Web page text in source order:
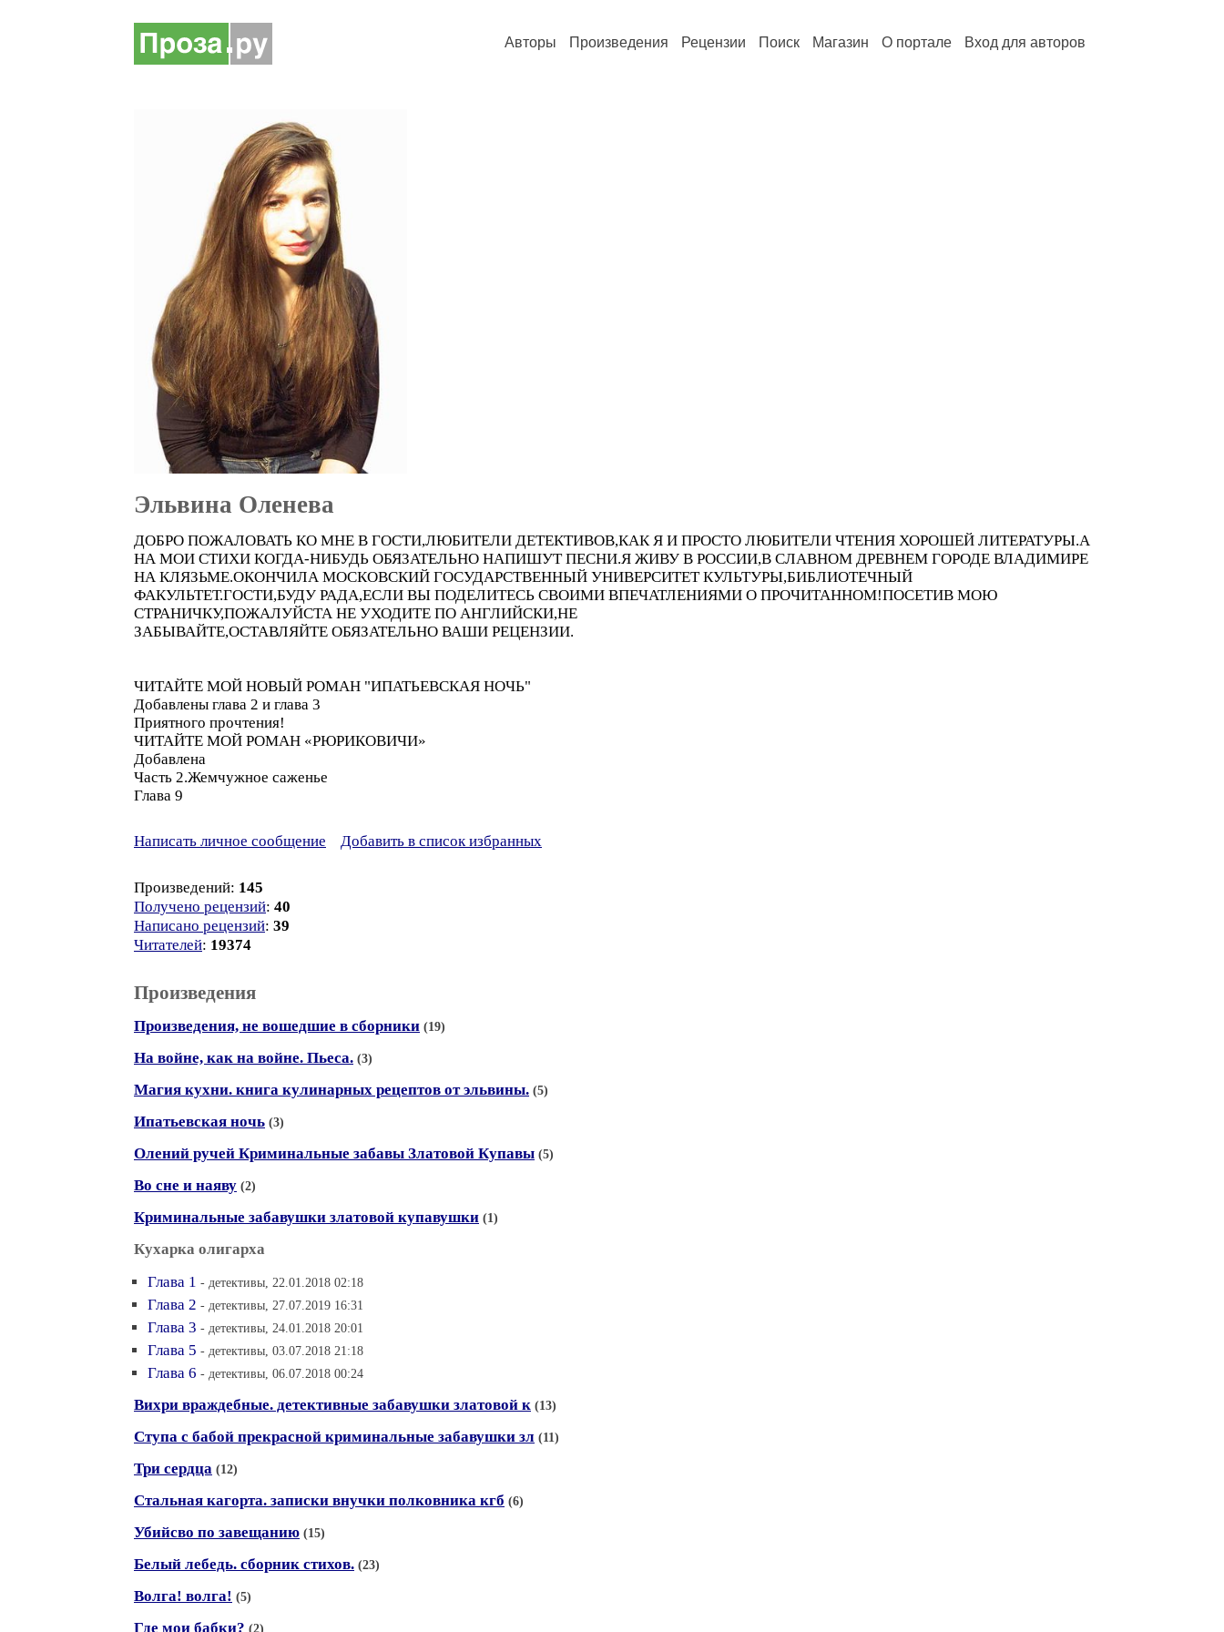
Авторы Произведения Рецензии Поиск Магазин О портале Вход для авторов
Эльвина Оленева
ДОБРО ПОЖАЛОВАТЬ КО МНЕ В ГОСТИ,ЛЮБИТЕЛИ ДЕТЕКТИВОВ,КАК Я И ПРОСТО ЛЮБИТЕЛИ ЧТЕНИЯ ХОРОШЕЙ ЛИТЕРАТУРЫ.А
НА МОИ СТИХИ КОГДА-НИБУДЬ ОБЯЗАТЕЛЬНО НАПИШУТ ПЕСНИ.Я ЖИВУ В РОССИИ,В СЛАВНОМ ДРЕВНЕМ ГОРОДЕ ВЛАДИМИРЕ
НА КЛЯЗЬМЕ.ОКОНЧИЛА МОСКОВСКИЙ ГОСУДАРСТВЕННЫЙ УНИВЕРСИТЕТ КУЛЬТУРЫ,БИБЛИОТЕЧНЫЙ
ФАКУЛЬТЕТ.ГОСТИ,БУДУ РАДА,ЕСЛИ ВЫ ПОДЕЛИТЕСЬ СВОИМИ ВПЕЧАТЛЕНИЯМИ О ПРОЧИТАННОМ!ПОСЕТИВ МОЮ
СТРАНИЧКУ,ПОЖАЛУЙСТА НЕ УХОДИТЕ ПО АНГЛИЙСКИ,НЕ
ЗАБЫВАЙТЕ,ОСТАВЛЯЙТЕ ОБЯЗАТЕЛЬНО ВАШИ РЕЦЕНЗИИ.
ЧИТАЙТЕ МОЙ НОВЫЙ РОМАН "ИПАТЬЕВСКАЯ НОЧЬ"
Добавлены глава 2 и глава 3
Приятного прочтения!
ЧИТАЙТЕ МОЙ РОМАН «РЮРИКОВИЧИ»
Добавлена
Часть 2.Жемчужное саженье
Глава 9
Написать личное сообщение Добавить в список избранных
Произведений: 145
Получено рецензий: 40
Написано рецензий: 39
Читателей: 19374
Произведения
Произведения, не вошедшие в сборники (19)
На войне, как на войне. Пьеса. (3)
Магия кухни. книга кулинарных рецептов от эльвины. (5)
Ипатьевская ночь (3)
Олений ручей Криминальные забавы Златовой Купавы (5)
Во сне и наяву (2)
Криминальные забавушки златовой купавушки (1)
Кухарка олигарха
Глава 1 - детективы, 22.01.2018 02:18
Глава 2 - детективы, 27.07.2019 16:31
Глава 3 - детективы, 24.01.2018 20:01
Глава 5 - детективы, 03.07.2018 21:18
Глава 6 - детективы, 06.07.2018 00:24
Вихри враждебные. детективные забавушки златовой к (13)
Ступа с бабой прекрасной криминальные забавушки зл (11)
Три сердца (12)
Стальная кагорта. записки внучки полковника кгб (6)
Убийсво по завещанию (15)
Белый лебедь. сборник стихов. (23)
Волга! волга! (5)
Где мои бабки? (2)